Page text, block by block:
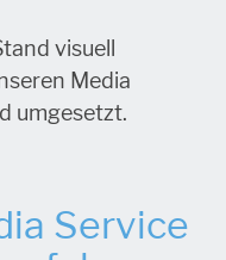
visuell
Media
umgesetzt.
Service